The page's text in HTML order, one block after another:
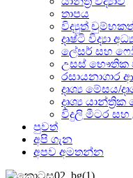
තාපය
විද්‍යුත්
දෘෂ්ටි විද්‍යා
ලේසර් සහ
උසස් භෞතික
රසායනාගාර
දෘශ්‍ය මේසය/
දෘශ්‍ය
විදුලි මීටර සහ
පුවත්
අපි ගැන
අපව අමතන්න